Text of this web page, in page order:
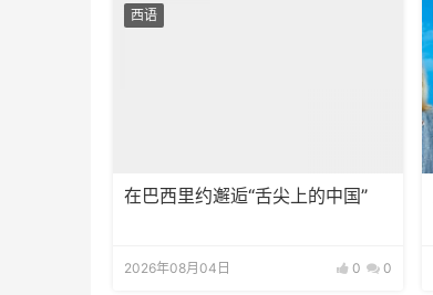
西语
在巴西里约邂逅“舌尖上的中国”
2026年08月04日 0 0